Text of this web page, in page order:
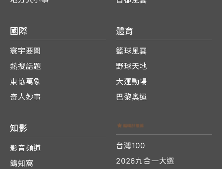
國際
寰宇要聞
熱搜話題
東協萬象
奇人妙事
體育
籃球風雲
野球天地
大運動場
巴黎奧運
知影
影音頻道
鴿知窩
台灣100
2026九合一大選